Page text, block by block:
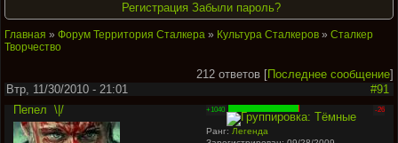
Регистрация Забыли пароль?
Главная » Форум Территория Сталкера » Культура Сталкеров » Сталкер
Творчество
212 ответов [Последнее сообщение]
Втр, 11/30/2010 - 21:01
#91
Пепел \|/ +1040 -26
Ранг: Легенда